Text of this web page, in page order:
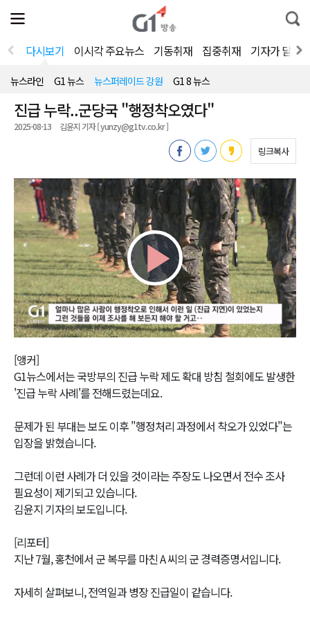
전
체
뉴
열
통
합
색
다시보기 이시각 주요뉴스 기동취재 집중취재 기자가 달려
뉴스라인 G1 뉴스 뉴스퍼레이드 강원 G1 8 뉴스
진급 누락..군당국 "행정착오였다"
2025-08-13 김윤지 기자 [ yunzy@g1tv.co.kr ]
링크복사
Play
Video
[앵커]
G1뉴스에서는 국방부의 진급 누락 제도 확대 방침 철회에도 발생한
'진급 누락 사례'를 전해드렸는데요.
문제가 된 부대는 보도 이후 "행정처리 과정에서 착오가 있었다"는
입장을 밝혔습니다.
그런데 이런 사례가 더 있을 것이라는 주장도 나오면서 전수 조사
필요성이 제기되고 있습니다.
김윤지 기자의 보도입니다.
[리포터]
지난 7월, 홍천에서 군 복무를 마친 A 씨의 군 경력증명서입니다.
자세히 살펴보니, 전역일과 병장 진급일이 같습니다.